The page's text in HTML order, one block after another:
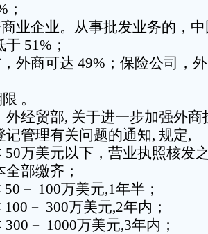
；
业企业。从事批发业务的，
51%；
外商可达 49%；保险公司，
。
外经贸部, 关于进一步加强外商
记管理有关问题的通知, 规定,
50万美元以下，营业执照核发
部缴齐；
－ 100万美元,1年半；
－ 300万美元,2年内；
－ 1000万美元,3年内；